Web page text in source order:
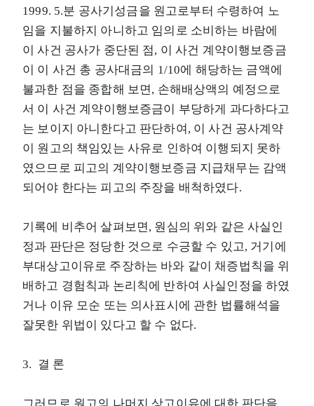
1999. 5.분 공사기성금을 원고로부터 수령하여 노
임을 지불하지 아니하고 임의로 소비하는 바람에
이 사건 공사가 중단된 점, 이 사건 계약이행보증금
이 이 사건 총 공사대금의 1/10에 해당하는 금액에
불과한 점을 종합해 보면, 손해배상액의 예정으로
서 이 사건 계약이행보증금이 부당하게 과다하다고
는 보이지 아니한다고 판단하여, 이 사건 공사계약
이 원고의 책임있는 사유로 인하여 이행되지 못하
였으므로 피고의 계약이행보증금 지급채무는 감액
되어야 한다는 피고의 주장을 배척하였다.
기록에 비추어 살펴보면, 원심의 위와 같은 사실인
정과 판단은 정당한 것으로 수긍할 수 있고, 거기에
부대상고이유로 주장하는 바와 같이 채증법칙을 위
배하고 경험칙과 논리칙에 반하여 사실인정을 하였
거나 이유 모순 또는 의사표시에 관한 법률해석을
잘못한 위법이 있다고 할 수 없다.
3. 결 론
그러므로 원고의 나머지 상고이유에 대한 판단을